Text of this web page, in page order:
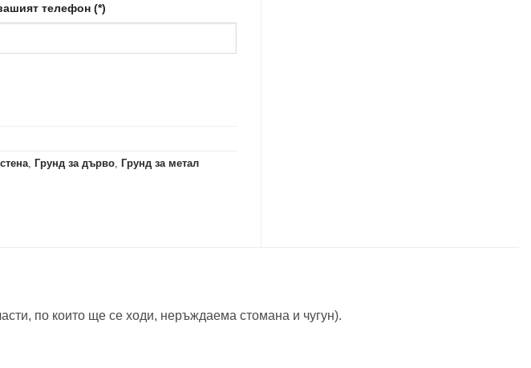
телефон (*)
, Грунд за дърво, Грунд за метал
по които ще се ходи, неръждаема стомана и чугун).